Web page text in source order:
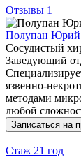
Отзывы 1
Полупан Юрий
Сосудистый
Заведующий
язвенно-
методами
любой
Записаться на
Стаж 21 год